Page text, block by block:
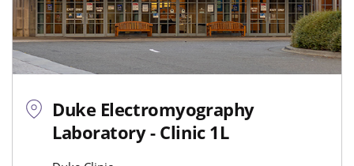
Duke Electromyography
Laboratory - Clinic 1L